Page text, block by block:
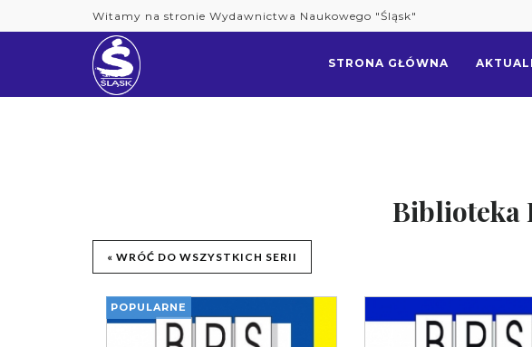
to
Witamy na stronie Wydawnictwa Naukowego "Śląsk"
STRONA GŁÓWNA
Biblioteka
« WRÓĆ DO WSZYSTKICH SERII
POPULARNE